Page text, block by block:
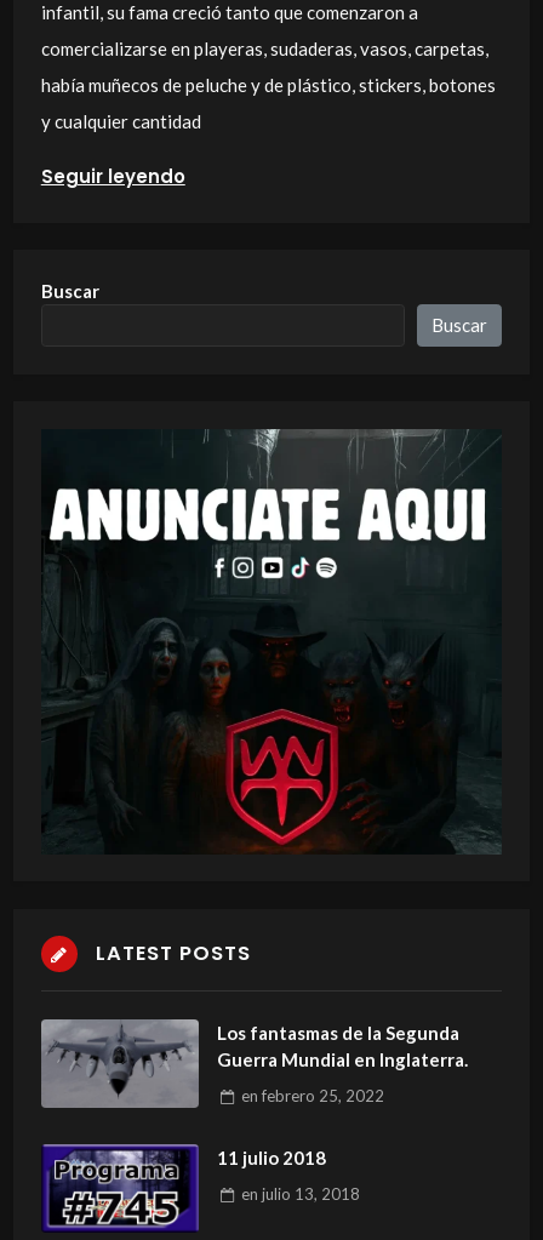
infantil, su fama creció tanto que comenzaron a
comercializarse en playeras, sudaderas, vasos, carpetas,
había muñecos de peluche y de plástico, stickers, botones
y cualquier cantidad
Seguir leyendo
Buscar
Buscar
LATEST POSTS
Los fantasmas de la Segunda
Guerra Mundial en Inglaterra.
en febrero 25, 2022
11 julio 2018
en julio 13, 2018